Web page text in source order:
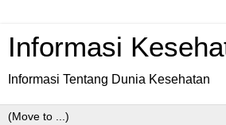
Informasi
Informasi Tentang Dunia Kesehatan